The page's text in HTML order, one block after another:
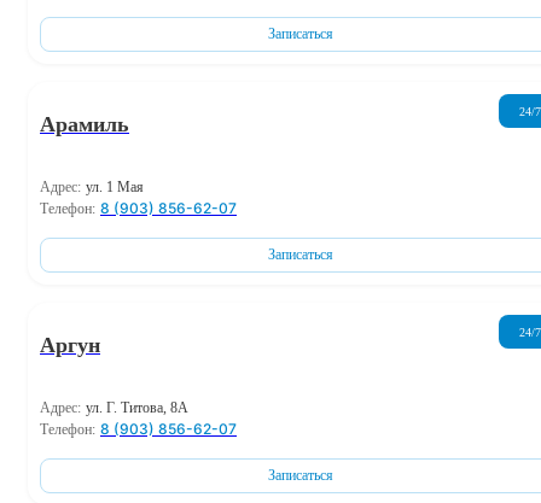
Записаться
Арамиль
24/7
Адрес: ул. 1 Мая
Телефон: 8 (903) 856-62-07
Записаться
Аргун
24/7
Адрес: ул. Г. Титова, 8А
Телефон: 8 (903) 856-62-07
Записаться